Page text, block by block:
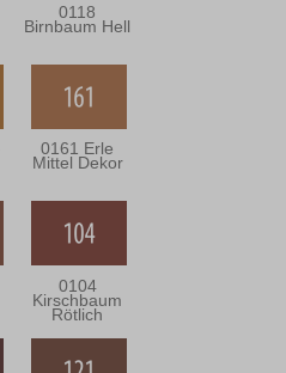
0118
Birnbaum Hell
0161 Erle
Mittel Dekor
0104
Kirschbaum
Rötlich